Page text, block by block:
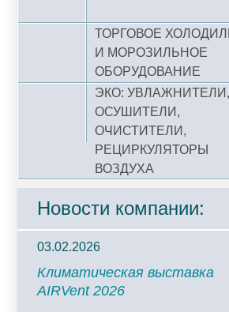
ТОРГОВОЕ
И МОРОЗИЛЬНОЕ
ОБОРУДОВАНИЕ
ЭКО: УВЛАЖНИТЕЛИ,
ОСУШИТЕЛИ,
ОЧИСТИТЕЛИ,
РЕЦИРКУЛЯТОРЫ
ВОЗДУХА
Новости компании:
03.02.2026
Климатическая выставка
AIRVent 2026